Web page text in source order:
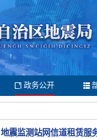
政务公开
地震监测站网信道租赁服